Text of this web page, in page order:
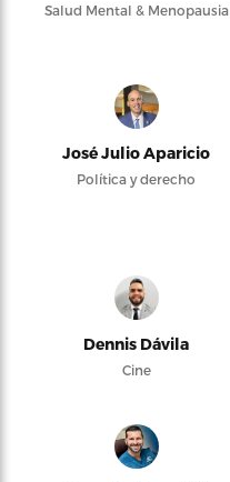
Salud Mental & Menopausia
José Julio Aparicio
Política y derecho
Dennis Dávila
Cine